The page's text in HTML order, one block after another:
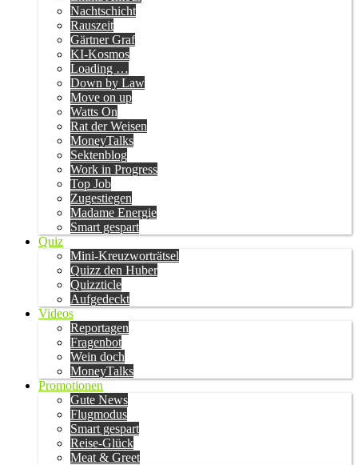
Nachtschicht
Rauszeit
Gärtner Graf
KI-Kosmos
Loading …
Down by Law
Move on up
Watts On
Rat der Weisen
MoneyTalks
Sektenblog
Work in Progress
Top Job
Zugestiegen
Madame Energie
Smart gespart
Quiz
Mini-Kreuzworträtsel
Quizz den Huber
Quizzticle
Aufgedeckt
Videos
Reportagen
Fragenbot
Wein doch
MoneyTalks
Promotionen
Gute News
Flugmodus
Smart gespart
Reise-Glück
Meat & Greet